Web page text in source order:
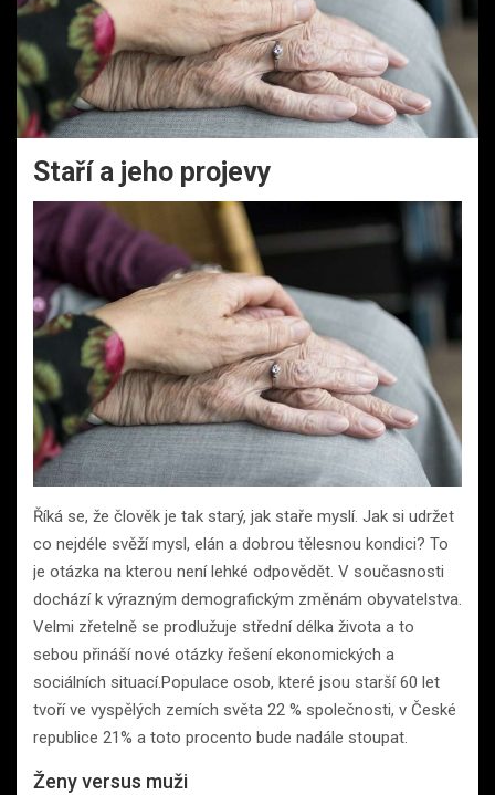
Staří a jeho projevy
Říká se, že člověk je tak starý, jak staře myslí. Jak si udržet
co nejdéle svěží mysl, elán a dobrou tělesnou kondici? To
je otázka na kterou není lehké odpovědět. V současnosti
dochází k výrazným demografickým změnám obyvatelstva.
Velmi zřetelně se prodlužuje střední délka života a to
sebou přináší nové otázky řešení ekonomických a
sociálních situací.Populace osob, které jsou starší 60 let
tvoří ve vyspělých zemích světa 22 % společnosti, v České
republice 21% a toto procento bude nadále stoupat.
Ženy versus muži